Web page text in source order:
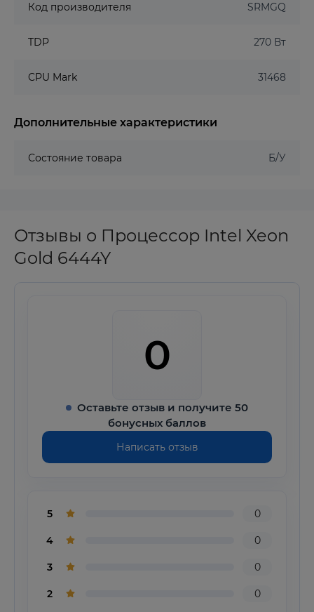
Код производителя SRMGQ
TDP 270 Вт
CPU Mark 31468
Дополнительные характеристики
Состояние товара Б/У
Отзывы о Процессор Intel Xeon
Gold 6444Y
0
Оставьте отзыв и получите 50
бонусных баллов
Написать отзыв
5 0
4 0
3 0
2 0